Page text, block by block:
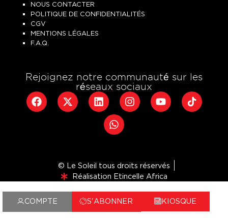
COMPTE S'ABONNER KIOSQUE
NOUS CONTACTER
POLITIQUE DE CONFIDENTIALITÉS
CGV
MENTIONS LÉGALES
F.A.Q.
Rejoignez notre communauté sur les
réseaux sociaux
© Le Soleil tous droits réservés
Réalisation Etincelle Africa